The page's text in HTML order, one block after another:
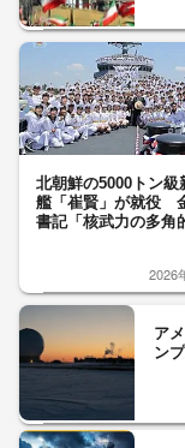
北朝鮮の5000トン級
艦「崔賢」が就役
書記「核武力の多角
2026
ア
ン